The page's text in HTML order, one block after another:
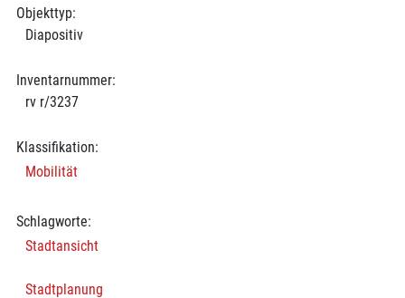
Objekttyp:
Diapositiv
Inventarnummer:
rv r/3237
Klassifikation:
Mobilität
Schlagworte:
Stadtansicht
Stadtplanung